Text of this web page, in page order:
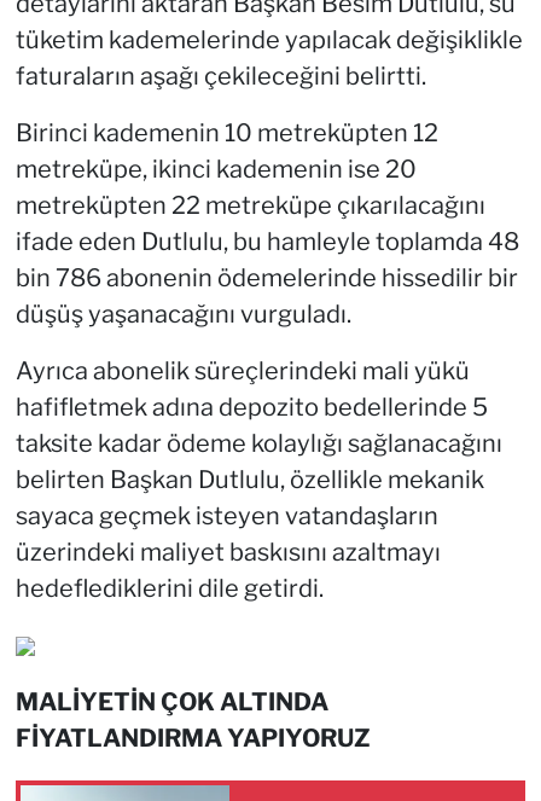
tüketim kademelerinde yapılacak değişiklikle
faturaların aşağı çekileceğini belirtti.
Birinci kademenin 10 metreküpten 12
metreküpe, ikinci kademenin ise 20
metreküpten 22 metreküpe çıkarılacağını
ifade eden Dutlulu, bu hamleyle toplamda 48
bin 786 abonenin ödemelerinde hissedilir bir
düşüş yaşanacağını vurguladı.
Ayrıca abonelik süreçlerindeki mali yükü
hafifletmek adına depozito bedellerinde 5
taksite kadar ödeme kolaylığı sağlanacağını
belirten Başkan Dutlulu, özellikle mekanik
sayaca geçmek isteyen vatandaşların
üzerindeki maliyet baskısını azaltmayı
hedeflediklerini dile getirdi.
MALİYETİN ÇOK ALTINDA
FİYATLANDIRMA YAPIYORUZ